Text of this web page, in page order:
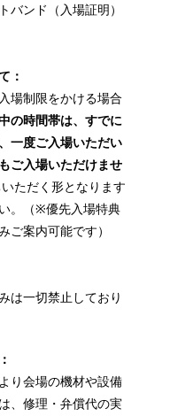
バンド（入場証明）
：
場制限をかける場合
の時間帯は、すでに
一度ご入場いただい
ご入場いただけませ
ただく形となります
。（※優先入場特典
ご案内可能です）
は一切禁止しており
り会場の機材や設備
、修理・弁償代の実